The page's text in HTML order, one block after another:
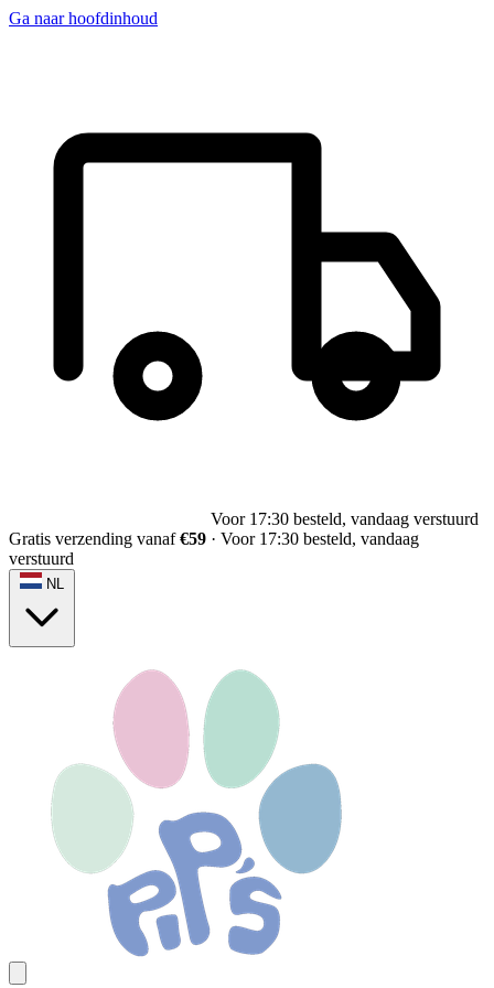
Ga naar hoofdinhoud
Voor 17:30 besteld, vandaag verstuurd
Gratis verzending vanaf€59 · Voor 17:30 besteld, vandaag
verstuurd
NL